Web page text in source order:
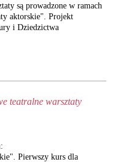
są prowadzone w ramach
aktorskie". Projekt
i Dziedzictwa
teatralne warsztaty
Pierwszy kurs dla